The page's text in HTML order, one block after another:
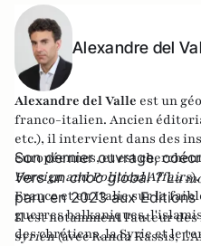
Alexandre del
Alexandre del Valle est un
franco-italien. Ancien
etc.), il intervient dans des
européennes, et est
Foreign and Political Affairs
France et en Italie sur la
guerres balkaniques,
des chrétiens, la Syrie et le
Son dernier ouvrage,
Vers un choc global ? La
paru en 2023 aux
Il est notamment l'auteur
syrien(avec Randa Kassis,